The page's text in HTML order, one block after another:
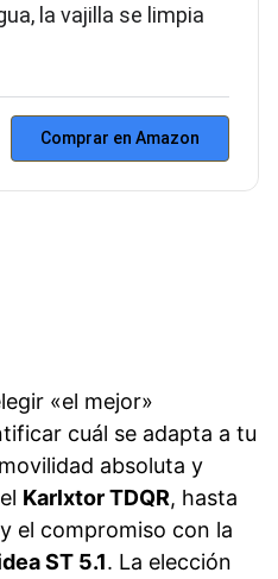
la vajilla se limpia
Comprar en Amazon
«el mejor»
cuál se adapta a tu
absoluta y
Karlxtor TDQR, hasta
el compromiso con la
ST 5.1. La elección